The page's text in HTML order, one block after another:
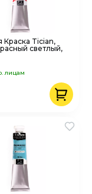
Краска Tician,
светлый,
лицам